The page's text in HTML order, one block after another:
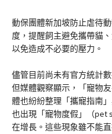
動保團體新加坡防止虐待
度，提醒飼主避免攜帶貓
以免造成不必要的壓力。
儘管目前尚未有官方統計
但媒體觀察顯示，「寵物
體也紛紛整理「攜寵指南
也出現「寵物度假」（pet
在增長。這些現象雖不能